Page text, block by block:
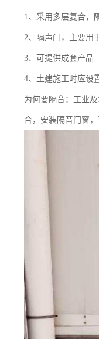
1、采用多层复合，
2、隔声门，主要用
3、可提供成套产品
4、土建施工时应设
为何要隔音：工业
合，安装隔音门窗